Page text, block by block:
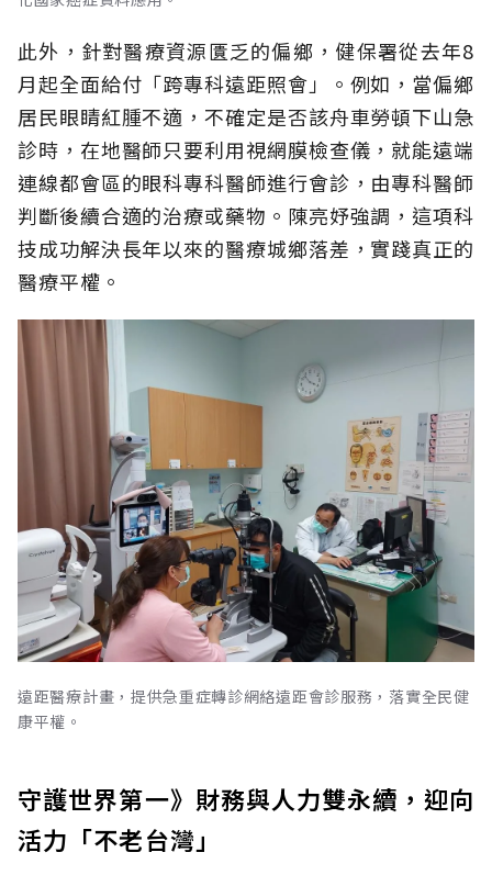
此外，針對醫療資源匱乏的偏鄉，健保署從去年8
月起全面給付「跨專科遠距照會」。例如，當偏鄉
居民眼睛紅腫不適，不確定是否該舟車勞頓下山急
診時，在地醫師只要利用視網膜檢查儀，就能遠端
連線都會區的眼科專科醫師進行會診，由專科醫師
判斷後續合適的治療或藥物。陳亮妤強調，這項科
技成功解決長年以來的醫療城鄉落差，實踐真正的
醫療平權。
遠距醫療計畫，提供急重症轉診網絡遠距會診服務，落實全民健
康平權。
守護世界第一》財務與人力雙永續，迎向
活力「不老台灣」